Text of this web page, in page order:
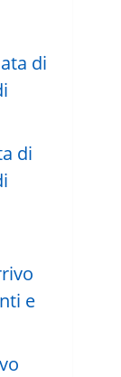
di